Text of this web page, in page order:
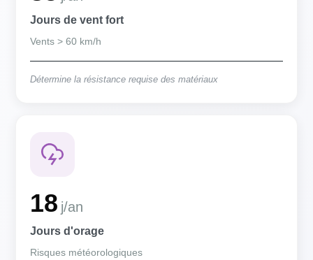
Jours de vent fort
Vents > 60 km/h
Détermine la résistance requise des matériaux
18 j/an
Jours d'orage
Risques météorologiques